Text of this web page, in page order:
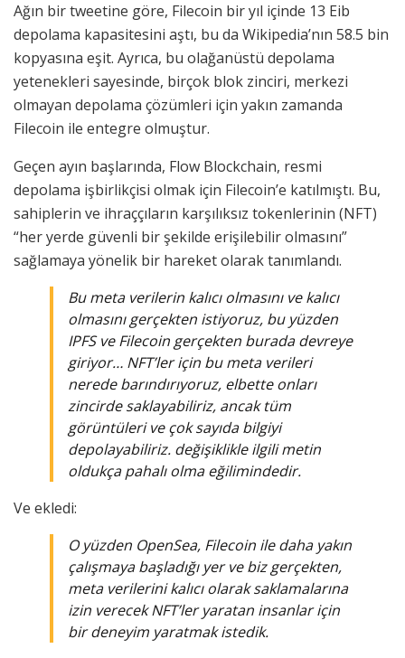
Ağın bir tweetine göre, Filecoin bir yıl içinde 13 Eib
depolama kapasitesini aştı, bu da Wikipedia’nın 58.5 bin
kopyasına eşit. Ayrıca, bu olağanüstü depolama
yetenekleri sayesinde, birçok blok zinciri, merkezi
olmayan depolama çözümleri için yakın zamanda
Filecoin ile entegre olmuştur.
Geçen ayın başlarında, Flow Blockchain, resmi
depolama işbirlikçisi olmak için Filecoin’e katılmıştı. Bu,
sahiplerin ve ihraççıların karşılıksız tokenlerinin (NFT)
“her yerde güvenli bir şekilde erişilebilir olmasını”
sağlamaya yönelik bir hareket olarak tanımlandı.
Bu meta verilerin kalıcı olmasını ve kalıcı
olmasını gerçekten istiyoruz, bu yüzden
IPFS ve Filecoin gerçekten burada devreye
giriyor… NFT’ler için bu meta verileri
nerede barındırıyoruz, elbette onları
zincirde saklayabiliriz, ancak tüm
görüntüleri ve çok sayıda bilgiyi
depolayabiliriz. değişiklikle ilgili metin
oldukça pahalı olma eğilimindedir.
Ve ekledi:
O yüzden OpenSea, Filecoin ile daha yakın
çalışmaya başladığı yer ve biz gerçekten,
meta verilerini kalıcı olarak saklamalarına
izin verecek NFT’ler yaratan insanlar için
bir deneyim yaratmak istedik.